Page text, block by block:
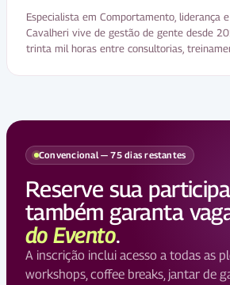
Especialista em Comportamento, liderança
Cavalheri vive de gestão de gente desde
trinta mil horas entre consultorias,
Convencional — 75 dias restantes
Reserve sua
também garanta
do Evento.
A inscrição inclui acesso a todas as
workshops, coffee breaks, jantar de